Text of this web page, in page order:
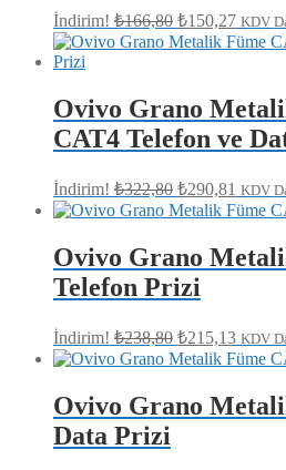
İndirim! ₺166,80 Orijinal
fiyat:
₺150,27Şu
andaki
fiyat:
KDV
Ovivo Grano
CAT4 Telefon ve
İndirim! ₺322,80 Orijinal
fiyat:
₺290,81 Şu
andaki
fiyat:
KDV
Ovivo Grano
Telefon Prizi
İndirim! ₺238,80 Orijinal
fiyat:
₺215,13 Şu
andaki
fiyat:
KDV
Ovivo Grano
Data Prizi